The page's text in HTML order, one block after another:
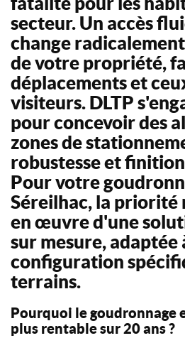
secteur. Un accès
change
de votre propriété,
déplacements et
visiteurs. DLTP
pour concevoir des
zones de
robustesse et
Pour votre
Séreilhac, la priorité
en œuvre d'une
sur mesure, adaptée
configuration
terrains.
Pourquoi le goudronnage
plus rentable sur 20 ans ?